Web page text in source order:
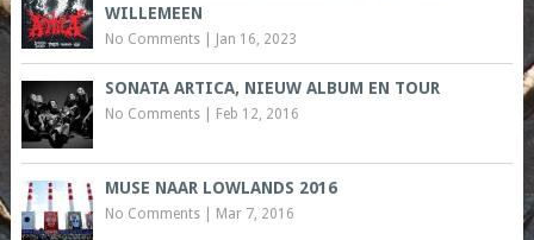
WILLEMEEN
No Comments| Jan 16, 2023
SONATA ARTICA, NIEUW ALBUM EN TOUR
No Comments| Feb 12, 2016
MUSE NAAR LOWLANDS 2016
No Comments| Mar 7, 2016